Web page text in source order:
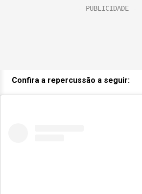
Confira a repercussão a seguir: